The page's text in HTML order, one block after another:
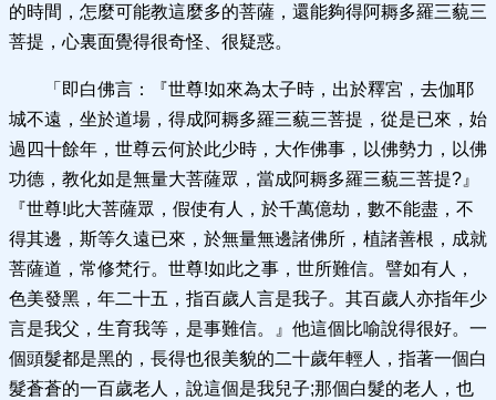
的時間，怎麼可能教這麼多的菩薩，還能夠得阿耨多羅三藐三
菩提，心裏面覺得很奇怪、很疑惑。
「即白佛言：『世尊!如來為太子時，出於釋宮，去伽耶
城不遠，坐於道場，得成阿耨多羅三藐三菩提，從是已來，始
過四十餘年，世尊云何於此少時，大作佛事，以佛勢力，以佛
功德，教化如是無量大菩薩眾，當成阿耨多羅三藐三菩提?』
『世尊!此大菩薩眾，假使有人，於千萬億劫，數不能盡，不
得其邊，斯等久遠已來，於無量無邊諸佛所，植諸善根，成就
菩薩道，常修梵行。世尊!如此之事，世所難信。譬如有人，
色美發黑，年二十五，指百歲人言是我子。其百歲人亦指年少
言是我父，生育我等，是事難信。』他這個比喻說得很好。一
個頭髮都是黑的，長得也很美貌的二十歲年輕人，指著一個白
髮蒼蒼的一百歲老人，說這個是我兒子;那個白髮的老人，也